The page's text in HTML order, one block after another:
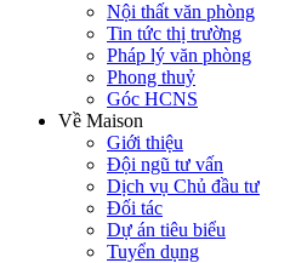
Nội thất văn phòng
Tin tức thị trường
Pháp lý văn phòng
Phong thuỷ
Góc HCNS
Về Maison
Giới thiệu
Đội ngũ tư vấn
Dịch vụ Chủ đầu tư
Đối tác
Dự án tiêu biểu
Tuyển dụng